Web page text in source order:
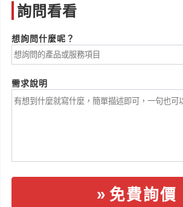
詢問看看
想詢問什麼呢？
需求說明
免費詢價